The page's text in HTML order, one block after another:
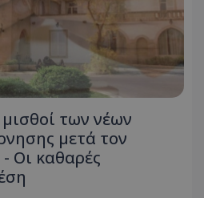
των νέων
μετά τον
Οι καθαρές